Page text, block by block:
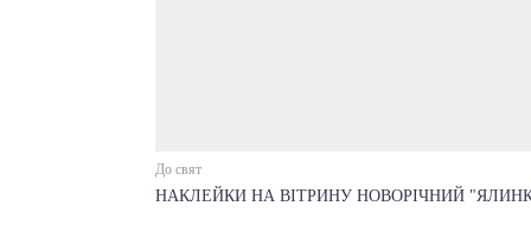
До свят
НАКЛЕЙКИ НА ВІТРИНУ НОВОРІЧНИЙ